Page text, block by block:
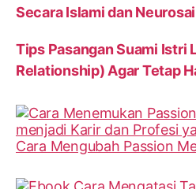
Secara Islami dan
Tips Pasangan Suami Istri
Relationship) Agar Tetap